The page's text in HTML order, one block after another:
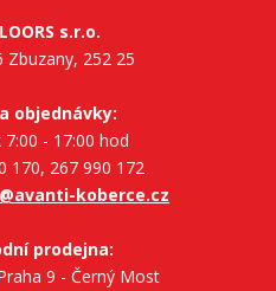
s.r.o.
Zbuzany, 252 25
objednávky:
- 17:00 hod
170, 267 990 172
koberce.cz
prodejna:
9 - Černý Most